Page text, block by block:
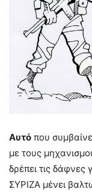
Αυτό που
με τους
δρέπει τις δάφνες
ΣΥΡΙΖΑ μένει